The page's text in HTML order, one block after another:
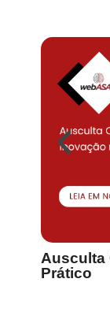
Ausculta
Prático